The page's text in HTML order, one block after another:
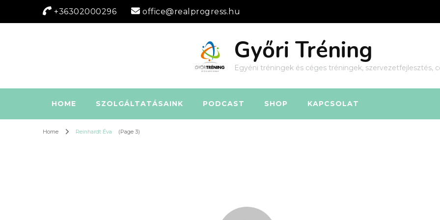
+36302000296 office@realprogress.hu
Győri Tréning
Egyéni tréningek és céges tréningek, szervezetfejlesztés,
HOME SZOLGÁLTATÁSAINK PODCAST SHOP KAPCSOLAT
Home Reinhardt Éva (Page 3)